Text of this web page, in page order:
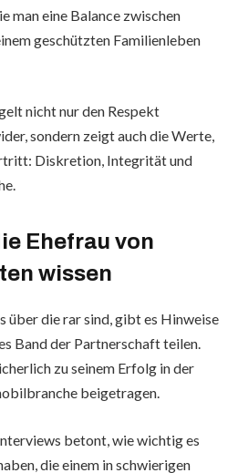
man eine Balance zwischen
geschützten Familienleben
nicht nur den Respekt
sondern zeigt auch die Werte,
Diskretion, Integrität und
Ehefrau von
wissen
die rar sind, gibt es Hinweise
Band der Partnerschaft teilen.
zu seinem Erfolg in der
beigetragen.
betont, wie wichtig es
die einem in schwierigen